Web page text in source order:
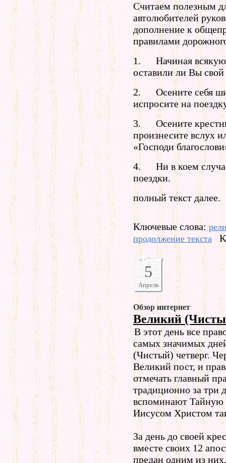
Считаем полезным
автолюбителей
дополнение к
правилами
1. Начиная всякую
оставили ли Вы
2. Осените себя
испросите на
3. Осените
произнесите вслух
«Господи
4. Ни в коем случае
поездки.
полный текст далее.
Ключевые слова:
продолжение текста
5
Апрель
Обзор интернет
Великий
В этот день все
самых значимых
(Чистый) четверг.
Великий пост, и
отмечать главный
традиционно за три
вспоминают Тайную
Иисусом Христом
За день до своей
вместе своих 12
предан одним из